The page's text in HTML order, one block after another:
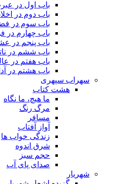
باب اول در
باب دوم در
باب سوم در
باب چهارم در
باب پنجم در
باب ششم در
باب هفتم در
باب هشتم در
سهراب سپهری
هشت کتاب
ما هیچ، ما نگاه
مرگ رنگ
مسافر
آواز آفتاب
زندگی خواب ها
شرق اندوه
حجم سبز
صدای پای آب
شهریار